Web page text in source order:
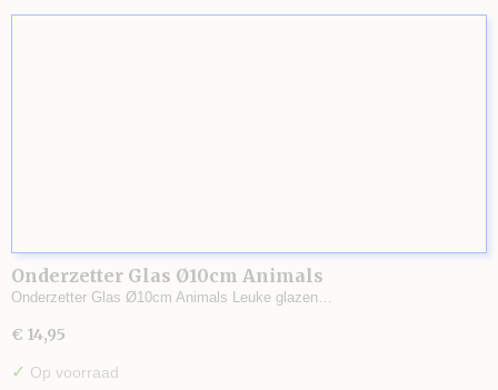
Onderzetter Glas Ø10cm Animals
Onderzetter Glas Ø10cm Animals Leuke glazen…
€ 14,95
✓ Op voorraad